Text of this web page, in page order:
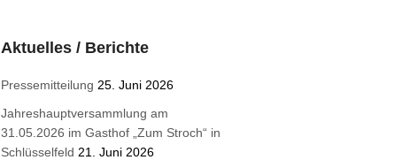
Aktuelles / Berichte
Pressemitteilung 25. Juni 2026
Jahreshauptversammlung am
31.05.2026 im Gasthof „Zum Stroch“ in
Schlüsselfeld 21. Juni 2026